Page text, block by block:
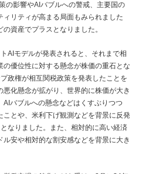
の影響やAIバブルへの警戒、主要国の
リティが高まる局面もみられました
資産でプラスとなりました。
AIモデルが発表されると、それまで相
優位性に対する懸念が株価の重石とな
政権が相互関税政策を発表したことを
化懸念が拡がり、世界的に株価が大き
AIバブルへの懸念などはくすぶりつつ
ことや、米利下げ観測などを背景に反発
なりました。また、相対的に高い経済
安や相対的な割安感などを背景に大き